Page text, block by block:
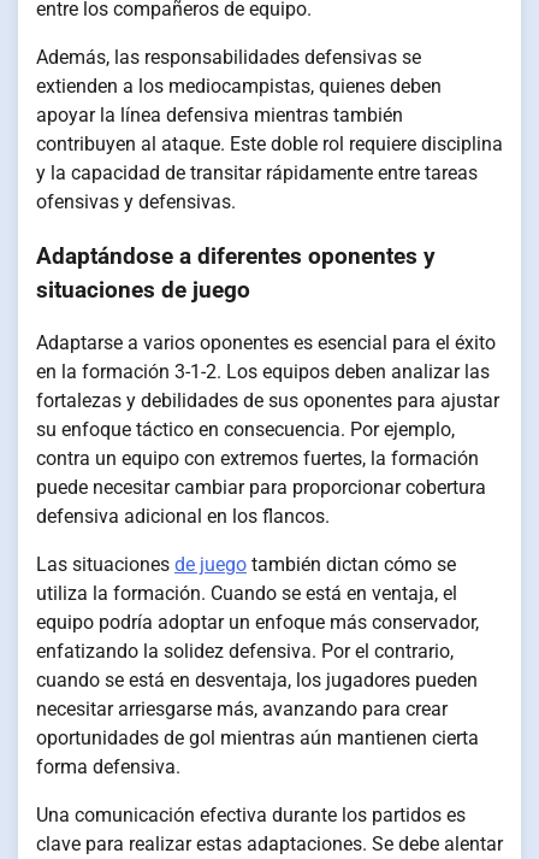
entre los compañeros de equipo.
Además, las responsabilidades defensivas se
extienden a los mediocampistas, quienes deben
apoyar la línea defensiva mientras también
contribuyen al ataque. Este doble rol requiere disciplina
y la capacidad de transitar rápidamente entre tareas
ofensivas y defensivas.
Adaptándose a diferentes oponentes y
situaciones de juego
Adaptarse a varios oponentes es esencial para el éxito
en la formación 3-1-2. Los equipos deben analizar las
fortalezas y debilidades de sus oponentes para ajustar
su enfoque táctico en consecuencia. Por ejemplo,
contra un equipo con extremos fuertes, la formación
puede necesitar cambiar para proporcionar cobertura
defensiva adicional en los flancos.
Las situaciones de juego también dictan cómo se
utiliza la formación. Cuando se está en ventaja, el
equipo podría adoptar un enfoque más conservador,
enfatizando la solidez defensiva. Por el contrario,
cuando se está en desventaja, los jugadores pueden
necesitar arriesgarse más, avanzando para crear
oportunidades de gol mientras aún mantienen cierta
forma defensiva.
Una comunicación efectiva durante los partidos es
clave para realizar estas adaptaciones. Se debe alentar